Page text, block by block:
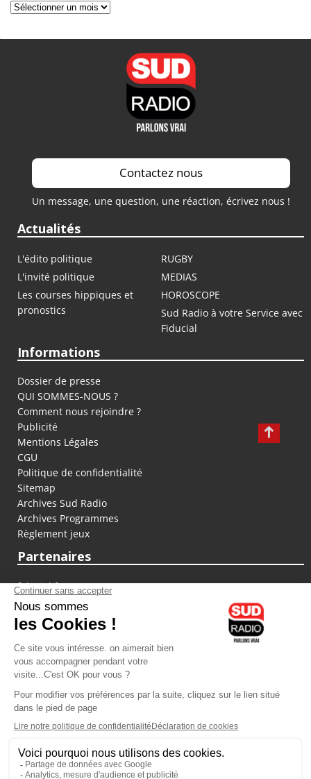
Archives
Contactez nous
Un message, une question, une réaction, écrivez nous !
Actualités
L'édito politique
RUGBY
L'invité politique
MEDIAS
Les courses hippiques et
pronostics
HOROSCOPE
Sud Radio à votre Service avec
Fiducial
Informations
Dossier de presse
QUI SOMMES-NOUS ?
Comment nous rejoindre ?
Publicité
Mentions Légales
CGU
Politique de confidentialité
Sitemap
Archives Sud Radio
Archives Programmes
Règlement jeux
Partenaires
fiducial.fr
lyoncapitale.fr
olympique-et-lyonnais.com
L'application Iphone / Android
Téléchargez l'application
Les cookies
Gestion des cookies